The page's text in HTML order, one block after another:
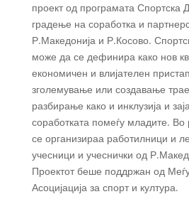
проект од програмата Спортска
градење на соработка и
Р.Македонија и Р.Косово.
може да се дефинира како нов
економичен и влијателен
зголемување или создавање
разбирање како и инклузија и
соработката помеѓу младите. Во
се организираа работилници и
учесници и учеснички од
Проектот беше поддржан од
Асоцијација за спорт и култура.